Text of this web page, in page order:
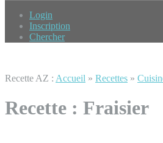
Login
Inscription
Chercher
Recette AZ : Accueil » Recettes »
Recette : Fraisier